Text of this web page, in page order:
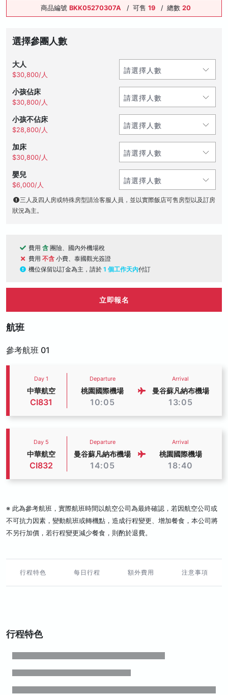
商品編號 BKK05270307A / 可售 19 / 總數 20
選擇參團人數
大人
$30,800/人
小孩佔床
$30,800/人
小孩不佔床
$28,800/人
加床
$30,800/人
嬰兒
$6,000/人
三人及四人房或特殊房型請洽客服人員，並以實際飯店可售房型以及訂房
狀況為主。
費用 含 團險、國內外機場稅
費用 不含 小費、泰國觀光簽證
機位保留以訂金為主，請於 1 個工作天內付訂
立即報名
航班
參考航班 01
Day 1
中華航空
CI831
Departure
桃園國際機場
10:05
Arrival
曼谷蘇凡納布機場
13:05
Day 5
中華航空
CI832
Departure
曼谷蘇凡納布機場
14:05
Arrival
桃園國際機場
18:40
※ 此為參考航班，實際航班時間以航空公司為最終確認，若因航空公司或
不可抗力因素，變動航班或轉機點，造成行程變更、增加餐食，本公司將
不另行加價，若行程變更減少餐食，則酌於退費。
行程特色 每日行程 額外費用 注意事項
行程特色